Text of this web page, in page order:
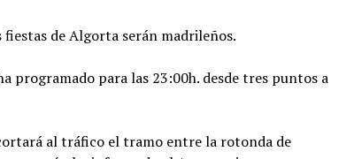
de Algorta serán madrileños.
programado para las 23:00h. desde tres puntos a
al tráfico el tramo entre la rotonda de